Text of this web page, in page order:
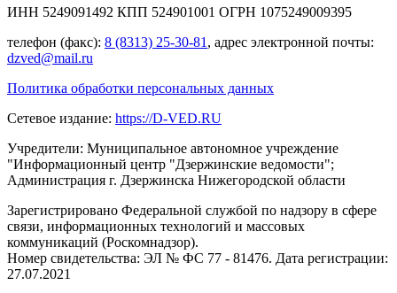
ИНН 5249091492 КПП 524901001 ОГРН 1075249009395
телефон (факс): 8 (8313) 25-30-81 , адрес электронной почты:
dzved@mail.ru
Политика обработки персональных данных
Сетевое издание: https://D-VED.RU
Учредители: Муниципальное автономное учреждение
"Информационный центр "Дзержинские ведомости";
Администрация г. Дзержинска Нижегородской области
Зарегистрировано Федеральной службой по надзору в сфере
связи, информационных технологий и массовых
коммуникаций (Роскомнадзор).
Номер свидетельства: ЭЛ № ФС 77 - 81476. Дата регистрации:
27.07.2021